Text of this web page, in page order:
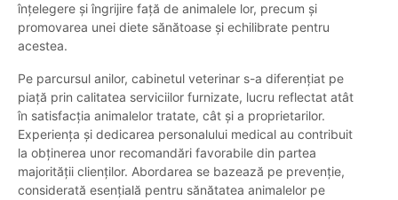
înțelegere și îngrijire față de animalele lor, precum și
promovarea unei diete sănătoase și echilibrate pentru
acestea.
Pe parcursul anilor, cabinetul veterinar s-a diferențiat pe
piață prin calitatea serviciilor furnizate, lucru reflectat atât
în satisfacția animalelor tratate, cât și a proprietarilor.
Experiența și dedicarea personalului medical au contribuit
la obținerea unor recomandări favorabile din partea
majorității clienților. Abordarea se bazează pe prevenție,
considerată esențială pentru sănătatea animalelor pe